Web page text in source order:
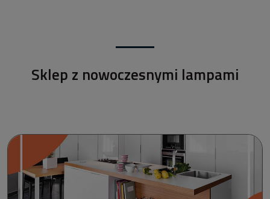
Sklep z nowoczesnymi lampami